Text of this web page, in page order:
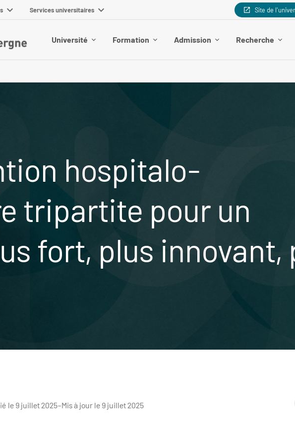
Services universitaires Site de
Université Formation Admission Recherche
hospitalo-
tripartite pour un
fort, plus innovant,
le 9 juillet 2025–Mis à jour le 9 juillet 2025